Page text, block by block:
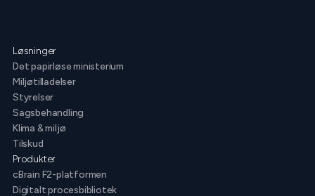
Løsninger
Det papirløse ministerium
Miljøtilladelser
Styrelser
Sagsbehandling
Klima & miljø
Tilskud
Produkter
cBrain F2-platformen
Digitalt procesbibliotek